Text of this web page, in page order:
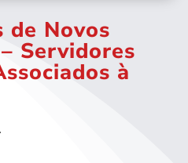
de Novos
Servidores
à